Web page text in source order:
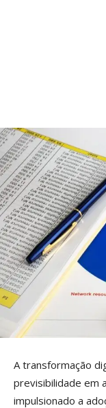
A transformação
previsibilidade em
impulsionado a